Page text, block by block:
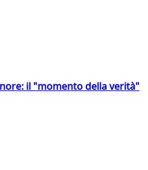
il "momento della verità"